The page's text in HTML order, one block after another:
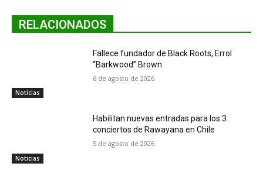
RELACIONADOS
Noticias
Fallece fundador de Black Roots, Errol
“Barkwood” Brown
6 de agosto de 2026
Noticias
Habilitan nuevas entradas para los 3
conciertos de Rawayana en Chile
5 de agosto de 2026